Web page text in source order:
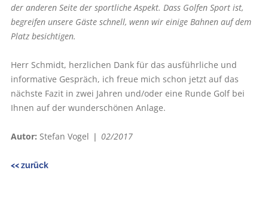
der anderen Seite der sportliche Aspekt. Dass Golfen Sport ist,
begreifen unsere Gäste schnell, wenn wir einige Bahnen auf dem
Platz besichtigen.
Herr Schmidt, herzlichen Dank für das ausführliche und
informative Gespräch, ich freue mich schon jetzt auf das
nächste Fazit in zwei Jahren und/oder eine Runde Golf bei
Ihnen auf der wunderschönen Anlage.
Autor: Stefan Vogel ❘ 02/2017
<< zurück